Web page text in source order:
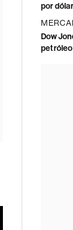
por
Dow
petróleo